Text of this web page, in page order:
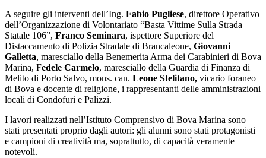
A seguire gli interventi dell’Ing. Fabio Pugliese, direttore Operativo
dell’Organizzazione di Volontariato “Basta Vittime Sulla Strada
Statale 106”, Franco Seminara, ispettore Superiore del
Distaccamento di Polizia Stradale di Brancaleone, Giovanni
Galletta, maresciallo della Benemerita Arma dei Carabinieri di Bova
Marina, Fedele Carmelo, maresciallo della Guardia di Finanza di
Melito di Porto Salvo, mons. can. Leone Stelitano, vicario foraneo
di Bova e docente di religione, i rappresentanti delle amministrazioni
locali di Condofuri e Palizzi.
I lavori realizzati nell’Istituto Comprensivo di Bova Marina sono
stati presentati proprio dagli autori: gli alunni sono stati protagonisti
e campioni di creatività ma, soprattutto, di capacità veramente
notevoli.